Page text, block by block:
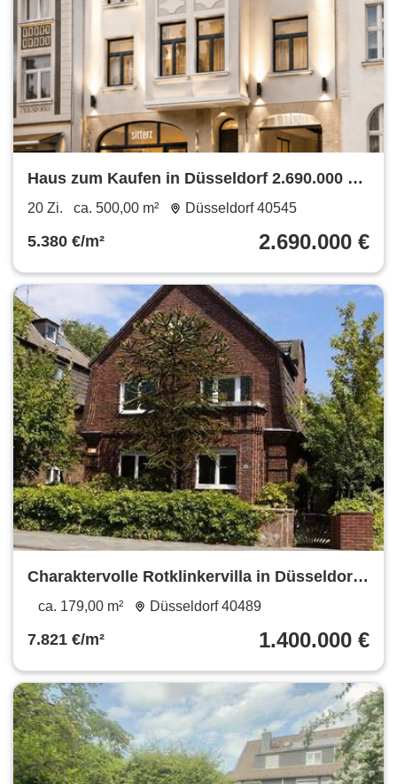
Haus zum Kaufen in Düsseldorf 2.690.000 €
500 m²
20 Zi. ca. 500,00 m² Düsseldorf 40545
5.380 €/m² 2.690.000 €
Charaktervolle Rotklinkervilla in Düsseldorf-
Kaiserswerth
ca. 179,00 m² Düsseldorf 40489
7.821 €/m² 1.400.000 €